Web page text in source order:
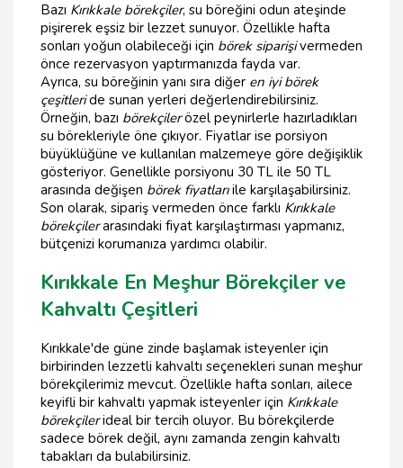
Bazı Kırıkkale börekçiler, su böreğini odun ateşinde
pişirerek eşsiz bir lezzet sunuyor. Özellikle hafta
sonları yoğun olabileceği için börek siparişivermeden
önce rezervasyon yaptırmanızda fayda var.
Ayrıca, su böreğinin yanı sıra diğer en iyi börek
çeşitleride sunan yerleri değerlendirebilirsiniz.
Örneğin, bazı börekçilerözel peynirlerle hazırladıkları
su börekleriyle öne çıkıyor. Fiyatlar ise porsiyon
büyüklüğüne ve kullanılan malzemeye göre değişiklik
gösteriyor. Genellikle porsiyonu 30 TL ile 50 TL
arasında değişen börek fiyatlarıile karşılaşabilirsiniz.
Son olarak, sipariş vermeden önce farklı Kırıkkale
börekçilerarasındaki fiyat karşılaştırması yapmanız,
bütçenizi korumanıza yardımcı olabilir.
Kırıkkale En Meşhur Börekçiler ve
Kahvaltı Çeşitleri
Kırıkkale'de güne zinde başlamak isteyenler için
birbirinden lezzetli kahvaltı seçenekleri sunan meşhur
börekçilerimiz mevcut. Özellikle hafta sonları, ailece
keyifli bir kahvaltı yapmak isteyenler için Kırıkkale
börekçilerideal bir tercih oluyor. Bu börekçilerde
sadece börek değil, aynı zamanda zengin kahvaltı
tabakları da bulabilirsiniz.